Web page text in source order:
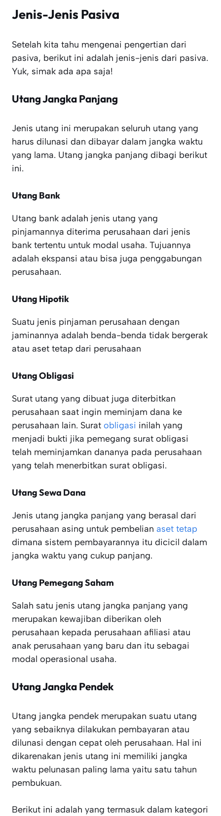
Jenis-Jenis Pasiva
Setelah kita tahu mengenai pengertian dari
pasiva, berikut ini adalah jenis-jenis dari pasiva.
Yuk, simak ada apa saja!
Utang Jangka Panjang
Jenis utang ini merupakan seluruh utang yang
harus dilunasi dan dibayar dalam jangka waktu
yang lama. Utang jangka panjang dibagi berikut
ini.
Utang Bank
Utang bank adalah jenis utang yang
pinjamannya diterima perusahaan dari jenis
bank tertentu untuk modal usaha. Tujuannya
adalah ekspansi atau bisa juga penggabungan
perusahaan.
Utang Hipotik
Suatu jenis pinjaman perusahaan dengan
jaminannya adalah benda-benda tidak bergerak
atau aset tetap dari perusahaan
Utang Obligasi
Surat utang yang dibuat juga diterbitkan
perusahaan saat ingin meminjam dana ke
perusahaan lain. Surat obligasi inilah yang
menjadi bukti jika pemegang surat obligasi
telah meminjamkan dananya pada perusahaan
yang telah menerbitkan surat obligasi.
Utang Sewa Dana
Jenis utang jangka panjang yang berasal dari
perusahaan asing untuk pembelian aset tetap
dimana sistem pembayarannya itu dicicil dalam
jangka waktu yang cukup panjang.
Utang Pemegang Saham
Salah satu jenis utang jangka panjang yang
merupakan kewajiban diberikan oleh
perusahaan kepada perusahaan afiliasi atau
anak perusahaan yang baru dan itu sebagai
modal operasional usaha.
Utang Jangka Pendek
Utang jangka pendek merupakan suatu utang
yang sebaiknya dilakukan pembayaran atau
dilunasi dengan cepat oleh perusahaan. Hal ini
dikarenakan jenis utang ini memiliki jangka
waktu pelunasan paling lama yaitu satu tahun
pembukuan.
Berikut ini adalah yang termasuk dalam kategori